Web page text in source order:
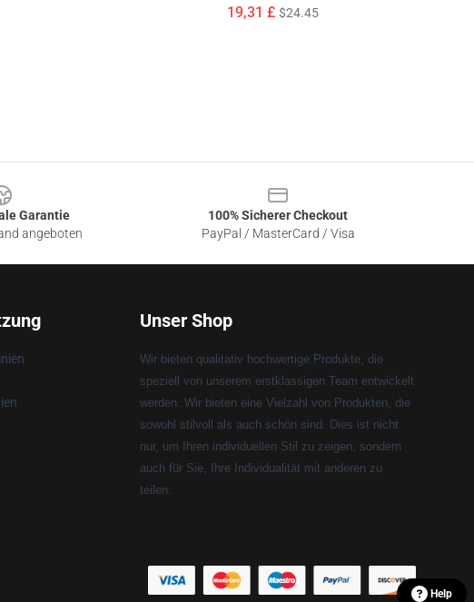
19,31 £ $24.45
Garantie
angeboten
100% Sicherer Checkout
PayPal / MasterCard / Visa
Unser Shop
Wir bieten qualitativ hochwertige Produkte, die
speziell von unserem erstklassigen Team entwickelt
werden. Wir bieten eine Vielzahl von Produkten, die
sowohl stilvoll als auch schön sind. Dies ist nicht
nur, um Ihren individuellen Stil zu zeigen, sondern
auch für Sie, Ihre Individualität mit anderen zu
teilen.
Help